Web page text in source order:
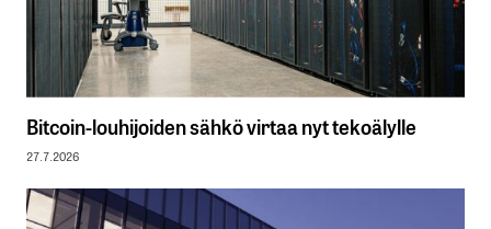
Bitcoin-louhijoiden sähkö virtaa nyt tekoälylle
27.7.2026